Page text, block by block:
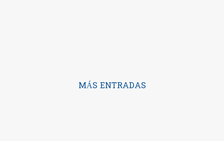
MÁS ENTRADAS